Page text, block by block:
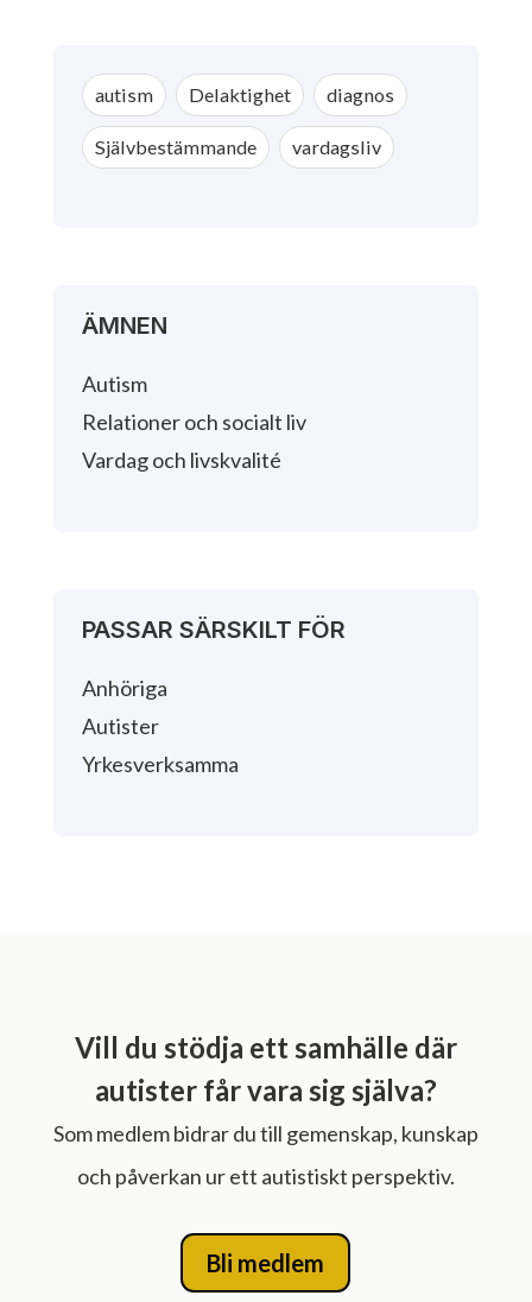
autism Delaktighet diagnos
Självbestämmande vardagsliv
ÄMNEN
Autism
Relationer och socialt liv
Vardag och livskvalité
PASSAR SÄRSKILT FÖR
Anhöriga
Autister
Yrkesverksamma
Vill du stödja ett samhälle där
autister får vara sig själva?
Som medlem bidrar du till gemenskap, kunskap
och påverkan ur ett autistiskt perspektiv.
Bli medlem